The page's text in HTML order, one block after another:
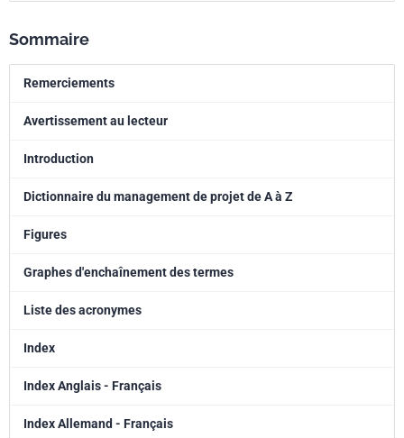
évolutions récentes du management, aux textes normatifs et
dictionnaire s'adresse non seulement à tous les professionnels des
et maîtres d'oeuvre, aux équipes-projet, aux gestionnaires de projet,
d'affaires et spécialistes du financement des projets, mais également
(consultants, éditeurs de logiciels, documentalistes, professeurs et
étudiants, chercheurs, concepteurs de sites Internet...).
Sommaire
Remerciements
Avertissement au lecteur
Introduction
Dictionnaire du management de projet de A à Z
Figures
Graphes d'enchaînement des termes
Liste des acronymes
Index
Index Anglais - Français
Index Allemand - Français